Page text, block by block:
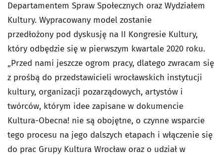
Departamentem Spraw Społecznych oraz Wydziałem
Kultury. Wypracowany model zostanie
przedłożony pod dyskusję na II Kongresie Kultury,
który odbędzie się w pierwszym kwartale 2020 roku.
„Przed nami jeszcze ogrom pracy, dlatego zwracam się
z prośbą do przedstawicieli wrocławskich instytucji
kultury, organizacji pozarządowych, artystów i
twórców, którym idee zapisane w dokumencie
Kultura-Obecna! nie są obojętne, o czynne wsparcie
tego procesu na jego dalszych etapach i włączenie się
do prac Grupy Kultura Wrocław oraz o udział w